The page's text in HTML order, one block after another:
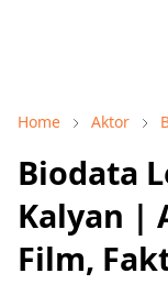
Home Aktor
Biodata
Kalyan |
Film,